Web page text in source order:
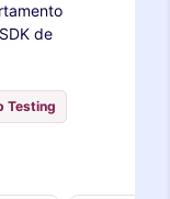
de
Testing